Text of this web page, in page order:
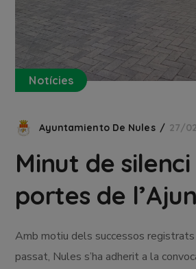
Notícies
Ayuntamiento De Nules 27/
Minut de
portes de
Amb motiu dels successos registrats
passat, Nules s’ha adherit a la